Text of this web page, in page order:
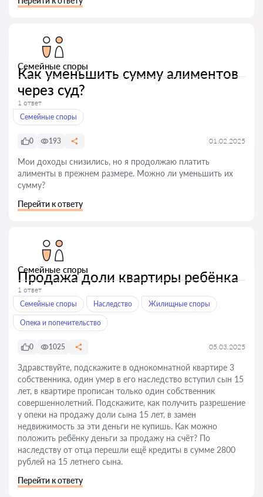
Семейные споры
Как уменьшить сумму алиментов
через суд?
1 ответ
Семейные споры
0 193 01.02.2025
Мои доходы снизились, но я продолжаю платить
алименты в прежнем размере. Можно ли уменьшить их
сумму?
Перейти к ответу
Семейные споры
Продажа доли квартиры ребёнка
1 ответ
Семейные споры
Наследство Жилищные споры
Опека и попечительство
0 1025 05.03.2025
Здравствуйте, подскажите в однокомнатной квартире 3
собственника, один умер в его наследство вступил сын 15
лет, в квартире прописан только один собственник
совершеннолетний. Подскажите, как получить разрешение
у опеки на продажу доли сына 15 лет, в замен
недвижимость за эти деньги не купишь. Как можно
положить ребёнку деньги за продажу на счёт? По
наследству от отца перешли ещё кредиты в сумме 2800
рублей на 15 летнего сына.
Перейти к ответу